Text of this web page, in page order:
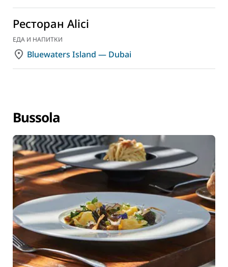
Ресторан Alici
ЕДА И НАПИТКИ
Bluewaters Island — Dubai
Bussola